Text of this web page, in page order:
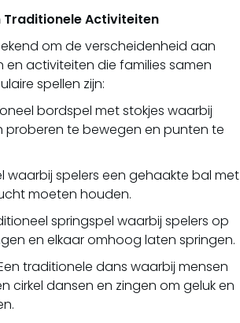
Traditionele Activiteiten
om de verscheidenheid aan
en activiteiten die families samen
spellen zijn:
bordspel met stokjes waarbij
proberen te bewegen en punten te
waarbij spelers een gehaakte bal met
moeten houden.
springspel waarbij spelers op
en elkaar omhoog laten springen.
traditionele dans waarbij mensen
cirkel dansen en zingen om geluk en